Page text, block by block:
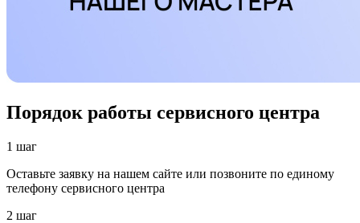
Порядок работы сервисного центра
1 шаг
Оставьте заявку на нашем сайте или позвоните по единому
телефону сервисного центра
2 шаг